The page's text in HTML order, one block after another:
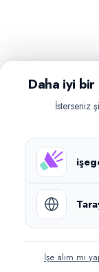
Daha iyi bir
İsterseniz
İşe alım mı